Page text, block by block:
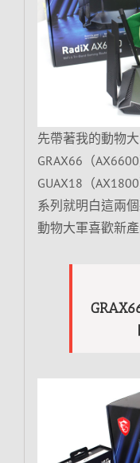
先帶著我的動物
GRAX66（
GUAX18（
系列就明白這兩
動物大軍喜歡新